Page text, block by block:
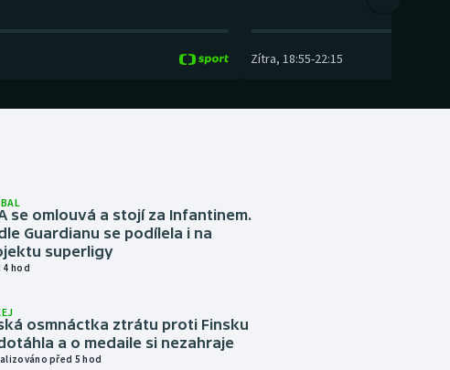
Zítra, 18:55-22:15
se omlouvá a stojí za Infantinem.
Guardianu se podílela i na
superligy
4 hod
osmnáctka ztrátu proti Finsku
a o medaile si nezahraje
před 5 hod